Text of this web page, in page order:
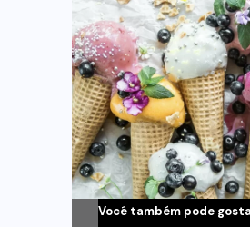
Você também pode